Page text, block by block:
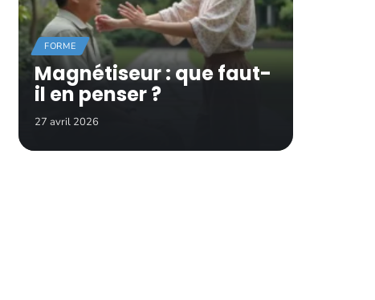
FORME
Magnétiseur : que faut-
il en penser ?
27 avril 2026